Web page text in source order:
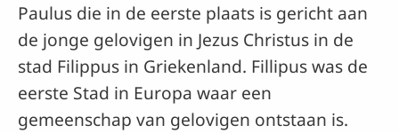
Paulus die in de eerste plaats is gericht aan
de jonge gelovigen in Jezus Christus in de
stad Filippus in Griekenland. Fillipus was de
eerste Stad in Europa waar een
gemeenschap van gelovigen ontstaan is.